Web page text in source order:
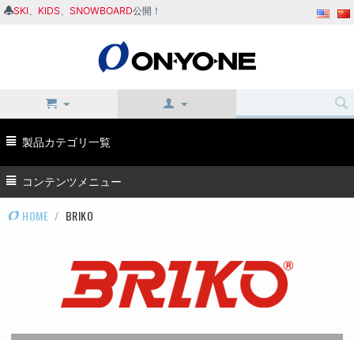
SKI KIDS SNOWBOARD公開！
製品カテゴリ一覧
コンテンツメニュー
HOME / BRIKO